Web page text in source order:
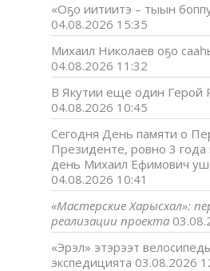
«Оҕо иитиитэ – тыын
04.08.2026 15:35
Михаил Николаев оҕо
04.08.2026 11:32
В Якутии еще один Герой
04.08.2026 10:45
Сегодня День памяти о
Президенте, ровно 3 года
день Михаил Ефимович
04.08.2026 10:41
«Мастерские Харысхал»:
реализации проекта
«Эрэл» этэрээт
экспедицията 03.08.2026